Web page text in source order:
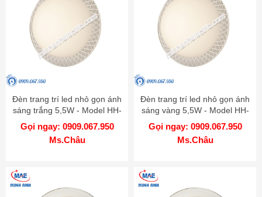
Đèn trang trí led nhỏ gọn ánh
sáng trắng 5,5W - Model HH-
LW6010219
Gọi ngay: 0909.067.950
Ms.Châu
Đèn trang trí led nhỏ gọn ánh
sáng vàng 5,5W - Model HH-
LW6020219
Gọi ngay: 0909.067.950
Ms.Châu